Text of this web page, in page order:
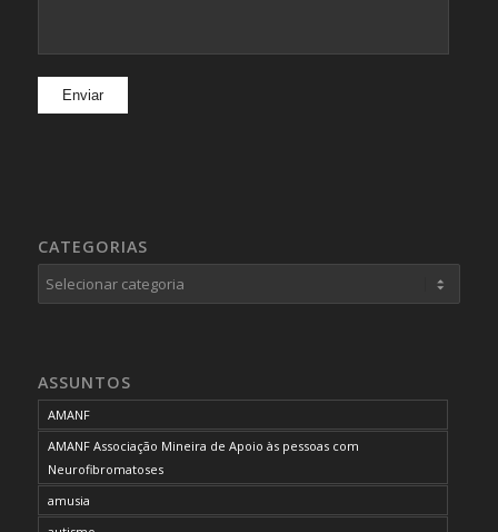
CATEGORIAS
Categorias
ASSUNTOS
AMANF
AMANF Associação Mineira de Apoio às pessoas com
Neurofibromatoses
amusia